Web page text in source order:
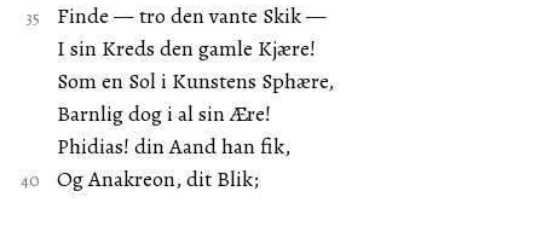
Finde — tro den vante Skik —
I sin Kreds den gamle Kjære!
Som en Sol i Kunstens Sphære,
Barnlig dog i al sin Ære!
Phidias! din Aand han fik,
Og Anakreon, dit Blik;